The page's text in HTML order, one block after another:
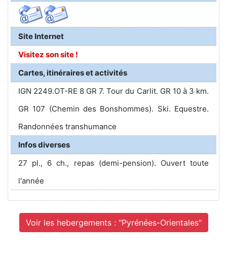
Site Internet
Visitez son site !
Cartes, itinéraires et activités
IGN 2249.OT-RE 8 GR 7. Tour du Carlit. GR 10 à 3 km.
GR 107 (Chemin des Bonshommes). Ski. Equestre.
Randonnées transhumance
Infos diverses
27 pl., 6 ch., repas (demi-pension). Ouvert toute
l'année
Voir les hebergements : "Pyrénées-Orientales"